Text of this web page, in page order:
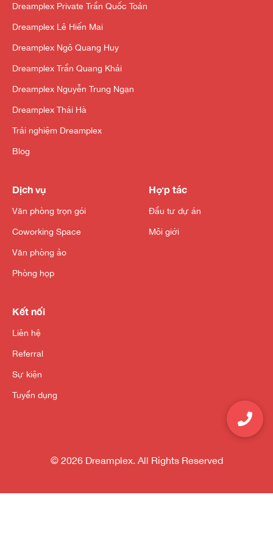
Dreamplex Private Trần Quốc Toản
Dreamplex Lê Hiến Mai
Dreamplex Ngô Quang Huy
Dreamplex Trần Quang Khải
Dreamplex Nguyễn Trung Ngạn
Dreamplex Thái Hà
Trải nghiệm Dreamplex
Blog
Dịch vụ
Văn phòng trọn gói
Coworking Space
Văn phòng ảo
Phòng họp
Hợp tác
Đầu tư dự án
Môi giới
Kết nối
Liên hệ
Referral
Sự kiện
Tuyển dụng
© 2026 Dreamplex. All Rights Reserved